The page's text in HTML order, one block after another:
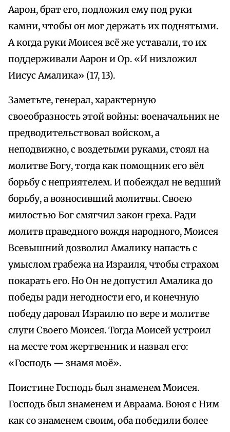
Аарон, брат его, подложил ему под руки
камни, чтобы он мог держать их поднятыми.
А когда руки Моисея всё же уставали, то их
поддерживали Аарон и Ор. «И низложил
Иисус Амалика» (17, 13).
Заметьте, генерал, характерную
своеобразность этой войны: военачальник не
предводительствовал войском, а
неподвижно, с воздетыми руками, стоял на
молитве Богу, тогда как помощник его вёл
борьбу с неприятелем. И побеждал не ведший
борьбу, а возносивший молитвы. Своею
милостью Бог смягчил закон греха. Ради
молитв праведного вождя народного, Моисея
Всевышний дозволил Амалику напасть с
умыслом грабежа на Израиля, чтобы страхом
покарать его. Но Он не допустил Амалика до
победы ради негодности его, и конечную
победу даровал Израилю по вере и молитве
слуги Своего Моисея. Тогда Моисей устроил
на месте том жертвенник и назвал его:
«Господь — знамя моё».
Поистине Господь был знаменем Моисея.
Господь был знаменем и Авраама. Воюя с Ним
как со знаменем своим, оба победили более